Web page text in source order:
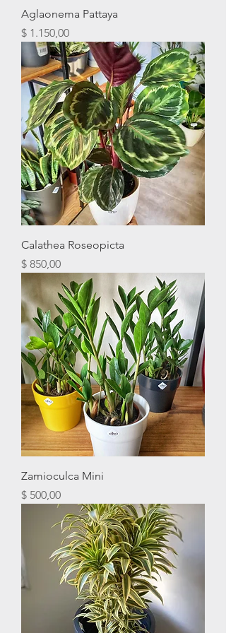
Aglaonema Pattaya
Precio
$ 1.150,00
Calathea Roseopicta
Precio
$ 850,00
Zamioculca Mini
Precio
$ 500,00